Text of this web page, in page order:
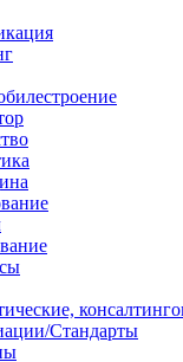
Стандарты